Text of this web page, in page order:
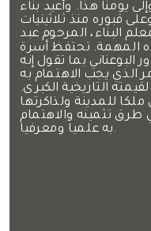
يومنا هذا. وأعيد بناء
قبوره منذ ثلاثينيات
البناء، المرحوم عبد
المهمة. تحتفظ أسرة
البوعناني بما تقول إنه
الذي يجب الاهتمام به
التاريخية الكبرى.
للمدينة ولذاكرتها
طرق تثمينه والاهتمام
به علميا ومعرفيا.